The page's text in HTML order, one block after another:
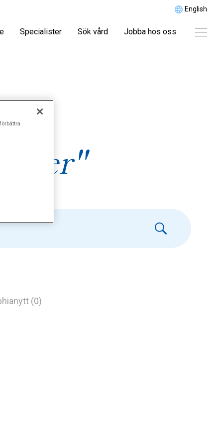
English
Specialister Sök vård Jobba hos oss
(0)